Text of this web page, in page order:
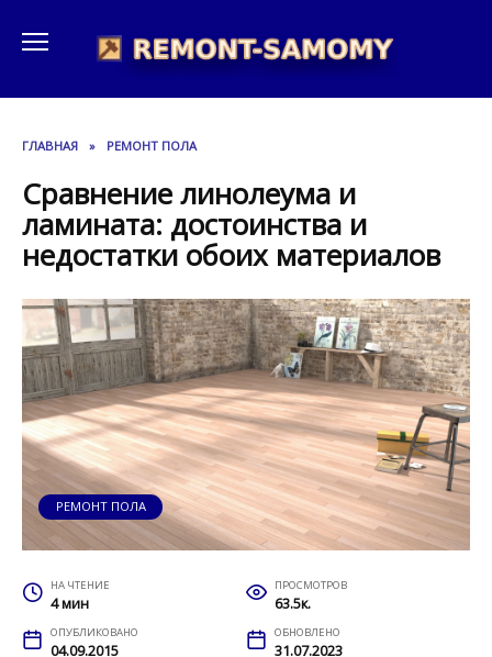
содержанию
ГЛАВНАЯ » РЕМОНТ ПОЛА
Сравнение линолеума и
ламината: достоинства и
недостатки обоих материалов
РЕМОНТ ПОЛА
НА ЧТЕНИЕ
4 мин
ПРОСМОТРОВ
63.5к.
ОПУБЛИКОВАНО
04.09.2015
ОБНОВЛЕНО
31.07.2023